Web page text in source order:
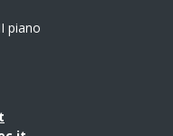
piano